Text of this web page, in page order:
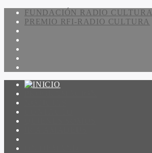
FUNDACIÓN RADIO CULTURA
PREMIO RFI-RADIO CULTURA